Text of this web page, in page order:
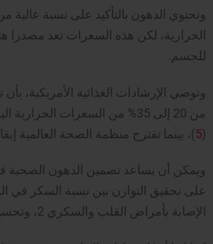
وتحتوي الدهون بالتأكيد على نسبة عالية
الحرارية، لكن هذه السعرات تعد مصدرا
للجسم.
وتوصي الإرشادات الغذائية الأمريكية، بأن
من 20 إلى 35% من السعرات
(
5)، بينما تقترح منظمة الصحة العالمية
ويمكن أن يساعد تضمين الدهون الصحية
على تحقيق التوازن بين نسبة السكر في
الإصابة بأمراض القلب والسكري 2، وتحسين وظائف المخ.